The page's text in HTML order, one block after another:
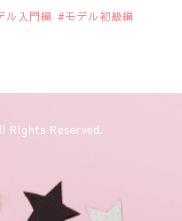
ル入門編
モデル初級編
Rights Reserved.